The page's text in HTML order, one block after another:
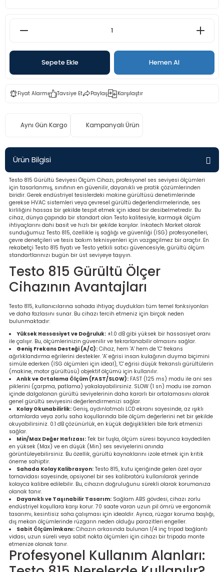
Cihazı
Cihazı
Ölçerler
Sepete Ekle Hemen Al
Fiyat Alarmı Tavsiye Et Paylaş Karşılaştır
Aynı Gün Kargo Kampanyalı Ürün
Ürün Bilgisi
Testo 815 Gürültü Seviyesi Ölçüm Cihazı, profesyonel ses seviyesi ölçümleri
için tasarlanmış, sınıfının en güvenilir, dayanıklı ve pratik çözümlerinden
biridir. Gerek endüstriyel tesislerdeki makine gürültüsü denetimlerinde
gerekse HVAC sistemleri veya çevresel gürültü değerlendirmelerinde, ses
kirliliğini hassas bir şekilde tespit etmek için ideal bir desibelmetredir. Bu
cihaz, dünya çapında bir standart olan Testo kalitesiyle, karmaşık ölçüm
ihtiyaçlarını dahi basit ve hızlı bir şekilde karşılar. İnkatech Market olarak
sunduğumuz Testo 815, özellikle iş sağlığı ve güvenliği (İSG) profesyonelleri,
çevre denetçileri ve tesis bakım teknisyenleri için vazgeçilmez bir araçtır. En
rekabetçi Testo 815 fiyatı ve Testo yetkili satıcı güvencesiyle, gürültü ölçüm
standartlarınızı bugün bir üst seviyeye taşıyın.
Testo 815 Gürültü Ölçer
Cihazının Avantajları
Testo 815, kullanıcılarına sahada ihtiyaç duydukları tüm temel fonksiyonları
ve daha fazlasını sunar. Bu cihazı tercih etmeniz için birçok neden
bulunmaktadır:
Yüksek Hassasiyet ve Doğruluk: ±1.0 dB gibi yüksek bir hassasiyet oranı
ile çalışır. Bu, ölçümlerinizin güvenilir ve tekrarlanabilir olmasını sağlar.
Geniş Frekans Desteği (A/C): Cihaz, hem 'A' hem de 'C' frekans
ağırlıklandırma eğrilerini destekler. 'A' eğrisi insan kulağının duyma biçimini
simüle ederken (İSG ölçümleri için ideal), 'C' eğrisi düşük frekanslı gürültülerin
(makine, motor gürültüsü) objektif ölçümü için kullanılır.
Anlık ve Ortalama Ölçüm (FAST/SLOW): FAST (125 ms) modu ile ani ses
piklerini (çarpma, patlama) yakalayabilirsiniz. SLOW (1 sn) modu ise zaman
içinde dalgalanan gürültü seviyelerinin daha kararlı bir ortalamasını alarak
genel gürültü seviyesini değerlendirmenizi sağlar.
Kolay Okunabilirlik: Geniş, aydınlatmalı LCD ekranı sayesinde, az ışıklı
ortamlarda veya zorlu saha koşullarında bile ölçüm değerlerini net bir şekilde
okuyabilirsiniz. 0.1 dB çözünürlük, en küçük değişiklikleri bile fark etmenizi
sağlar.
Min/Max Değer Hafızası: Tek bir tuşla, ölçüm süresi boyunca kaydedilen
en yüksek (Max) ve en düşük (Min) ses seviyelerini anında
görüntüleyebilirsiniz. Bu özellik, gürültü kaynaklarını izole etmek için kritik
öneme sahiptir.
Sahada Kolay Kalibrasyon: Testo 815, kutu içeriğinde gelen özel ayar
tornavidası sayesinde, opsiyonel bir ses kalibratörü kullanılarak yerinde
kolayca kalibre edilebilir. Bu, cihazın doğruluğunu sürekli olarak korumanıza
olanak tanır.
Dayanıklı ve Taşınabilir Tasarım: Sağlam ABS gövdesi, cihazı zorlu
endüstriyel koşullara karşı korur. 70 saate varan uzun pil ömrü ve ergonomik
tasarımı, kesintisiz saha çalışması için idealdir. Ayrıca, rüzgar koruma başlığı,
dış mekan ölçümlerinde rüzgarın neden olduğu parazitleri engeller.
Sabit Ölçüm İmkanı: Cihazın arkasında bulunan 1/4 inç tripod bağlantı
vidası, uzun süreli veya sabit nokta ölçümleri için cihazı bir tripoda monte
etmenize olanak tanır.
Profesyonel Kullanım Alanları: